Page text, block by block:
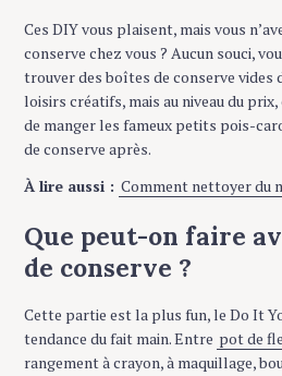
Ces DIY vous plaisent, mais vous
conserve chez vous ? Aucun souci,
trouver des boîtes de conserve vides
loisirs créatifs, mais au niveau du
de manger les fameux petits pois-
de conserve après.
À lire aussi : Comment nettoyer du
Que peut-on faire
de conserve ?
Cette partie est la plus fun, le Do It
tendance du fait main. Entre pot de
rangement à crayon, à maquillage,